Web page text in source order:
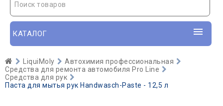
Поиск товаров
КАТАЛОГ
LiquiMoly
Автохимия профессиональная
Средства для ремонта автомобиля Pro Line
Средства для рук
Паста для мытья рук Handwasch-Paste - 12,5 л